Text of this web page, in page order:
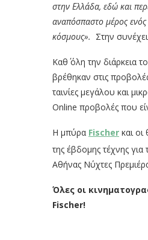
στην Ελλάδα, εδώ και
αναπόσπαστο μέρος ενός
κόσμους». Στην
Καθ΄ όλη την διάρκεια
βρέθηκαν στις
ταινίες μεγάλου και
Online προβολές που
Η μπύρα Fischer και
της έβδομης τέχνης
Αθήνας Νύχτες
Όλες οι
Fischer!